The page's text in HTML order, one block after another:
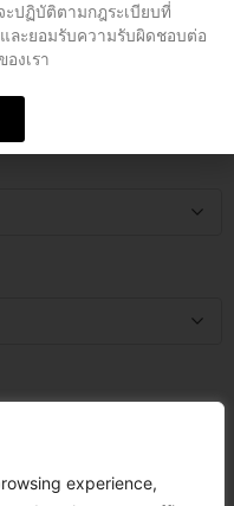
experience,
ะปฏิบัติตามกฎระเบียบที่
ละยอมรับความรับผิดชอบต่อ
งเรา